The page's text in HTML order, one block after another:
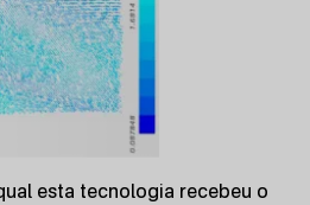
esta tecnologia recebeu o